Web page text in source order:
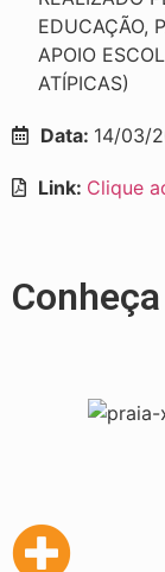
EDUCAÇÃO,
APOIO
ATÍPICAS)
Data: 14/03/
Link: Clique